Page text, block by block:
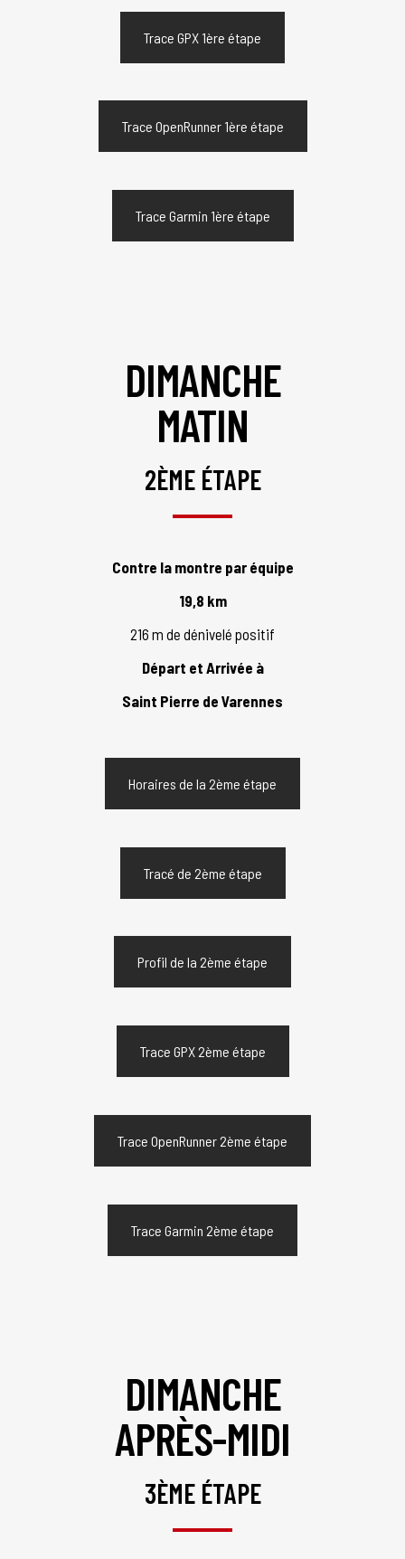
Trace GPX 1ère étape
Trace OpenRunner 1ère étape
Trace Garmin 1ère étape
DIMANCHE
MATIN
2ÈME ÉTAPE
Contre la montre par équipe
19,8 km
216 m de dénivelé positif
Départ et Arrivée à
Saint Pierre de Varennes
Horaires de la 2ème étape
Tracé de 2ème étape
Profil de la 2ème étape
Trace GPX 2ème étape
Trace OpenRunner 2ème étape
Trace Garmin 2ème étape
DIMANCHE
APRÈS-MIDI
3ÈME ÉTAPE